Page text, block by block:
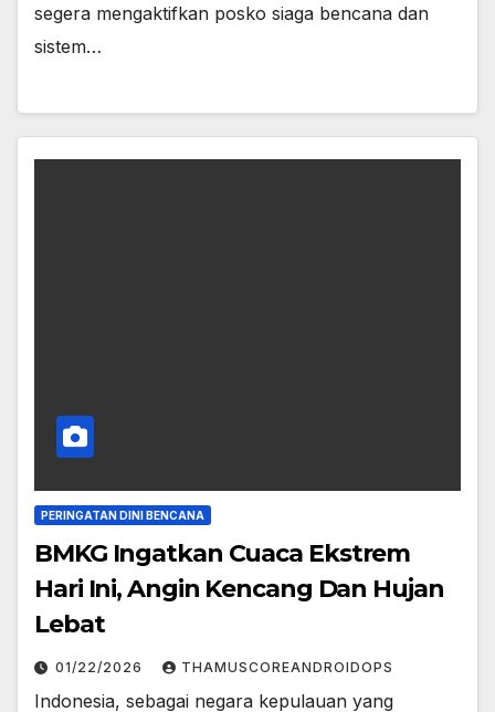
segera mengaktifkan posko siaga bencana dan
sistem…
PERINGATAN DINI BENCANA
BMKG Ingatkan Cuaca Ekstrem
Hari Ini, Angin Kencang Dan Hujan
Lebat
01/22/2026 THAMUSCOREANDROIDOPS
Indonesia, sebagai negara kepulauan yang